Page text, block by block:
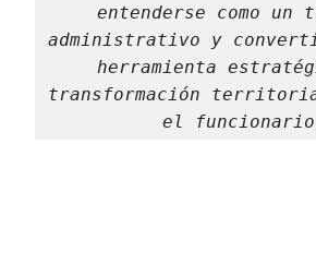
entenderse como un
administrativo y
herramienta
transformación
el